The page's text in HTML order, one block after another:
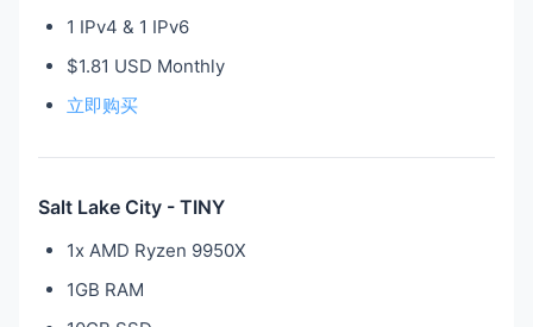
1 IPv4 & 1 IPv6
$1.81 USD Monthly
立即购买
Salt Lake City - TINY
1x AMD Ryzen 9950X
1GB RAM